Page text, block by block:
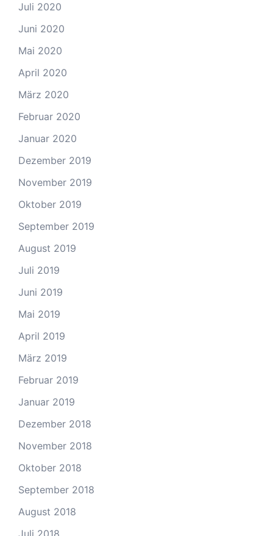
Juli 2020
Juni 2020
Mai 2020
April 2020
März 2020
Februar 2020
Januar 2020
Dezember 2019
November 2019
Oktober 2019
September 2019
August 2019
Juli 2019
Juni 2019
Mai 2019
April 2019
März 2019
Februar 2019
Januar 2019
Dezember 2018
November 2018
Oktober 2018
September 2018
August 2018